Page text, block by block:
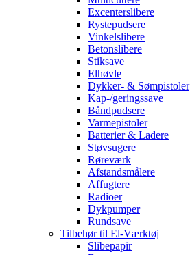
Excenterslibere
Rystepudsere
Vinkelslibere
Betonslibere
Stiksave
Elhøvle
Dykker- & Sømpistoler
Kap-/geringssave
Båndpudsere
Varmepistoler
Batterier & Ladere
Støvsugere
Røreværk
Afstandsmålere
Affugtere
Radioer
Dykpumper
Rundsave
Tilbehør til El-Værktøj
Slibepapir